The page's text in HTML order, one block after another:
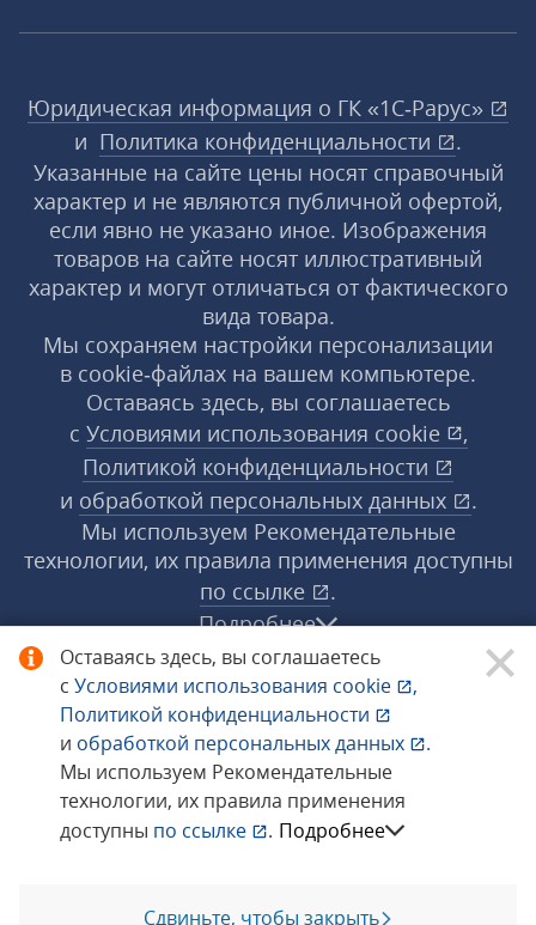
Оставаясь здесь, вы соглашаетесь
с Условиями использования cookie
,
Политикой конфиденциальности
и обработкой персональных данных
.
Мы используем Рекомендательные
технологии, их правила применения
доступны по ссылке . Подробнее
Сдвиньте, чтобы закрыть
Юридическая информация о ГК «1С‑Рарус»
и Политика конфиденциальности
.
Указанные на сайте цены носят справочный
характер и не являются публичной офертой,
если явно не указано иное. Изображения
товаров на сайте носят иллюстративный
характер и могут отличаться от фактического
вида товара.
Мы сохраняем настройки персонализации
в cookie‑файлах на вашем компьютере.
Оставаясь здесь, вы соглашаетесь
с Условиями использования cookie
,
Политикой конфиденциальности
и обработкой персональных данных
.
Мы используем Рекомендательные
технологии, их правила применения доступны
по ссылке
.
Подробнее
© 1998−2026 «1С‑Рарус» ®. Все права
защищены.
Сообщить об ошибке
Позвоните мне